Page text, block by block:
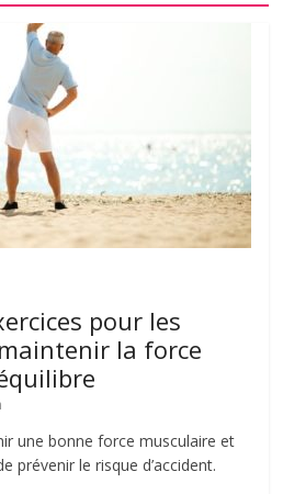
pour les
la force
une bonne force musculaire et
prévenir le risque d’accident.